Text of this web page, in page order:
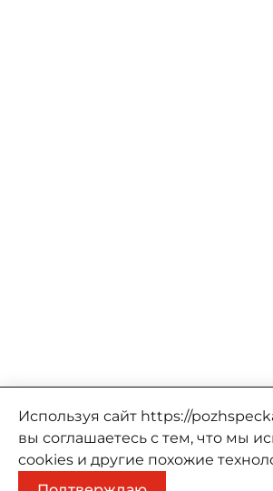
О компании
О компании Проекты
Используя сайт https://
вы соглашаетесь с тем, что мы
cookies и другие похожие